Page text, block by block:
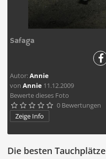
Safaga
Autor:Annie
von Annie 11.12.2009
Bewerte dieses Foto
     0 Bewertungen
Zeige Info
Die besten Tauchplätze